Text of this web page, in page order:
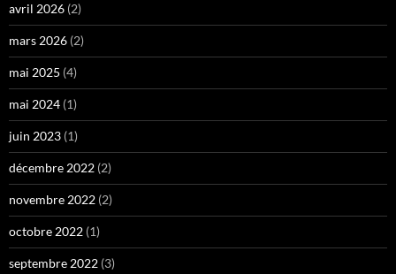
avril 2026 (2)
mars 2026 (2)
mai 2025 (4)
mai 2024 (1)
juin 2023 (1)
décembre 2022 (2)
novembre 2022 (2)
octobre 2022 (1)
septembre 2022 (3)